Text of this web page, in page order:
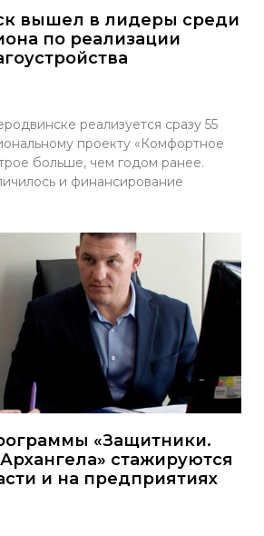
вышел в лидеры среди
по реализации
реализуется сразу 55
проекту «Комфортное
больше, чем годом ранее.
и финансирование
«Защитники.
стажируются
и на предприятиях